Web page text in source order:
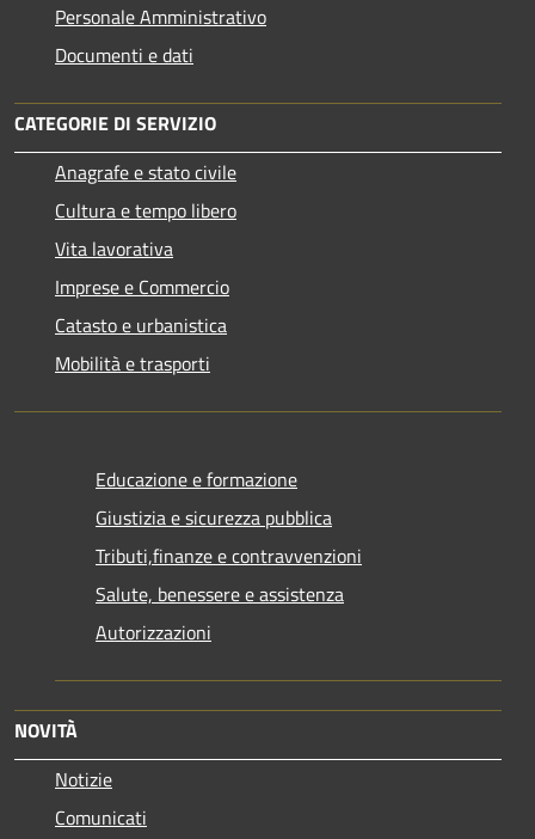
Personale Amministrativo
Documenti e dati
CATEGORIE DI SERVIZIO
Anagrafe e stato civile
Cultura e tempo libero
Vita lavorativa
Imprese e Commercio
Catasto e urbanistica
Mobilità e trasporti
Educazione e formazione
Giustizia e sicurezza pubblica
Tributi,finanze e contravvenzioni
Salute, benessere e assistenza
Autorizzazioni
NOVITÀ
Notizie
Comunicati